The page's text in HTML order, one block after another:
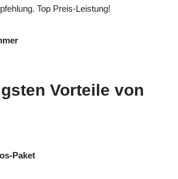
Top Preis-Leistung!
Vorteile von
Paket